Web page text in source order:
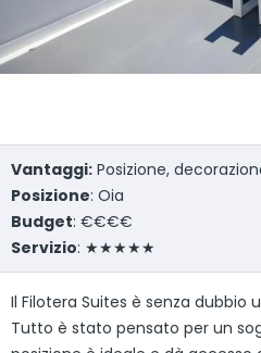
Vantaggi: Posizione,
Posizione: Oia
Budget: €€€€
Servizio: ★★★★★
Il Filotera Suites è senza dubbio
Tutto è stato pensato per un